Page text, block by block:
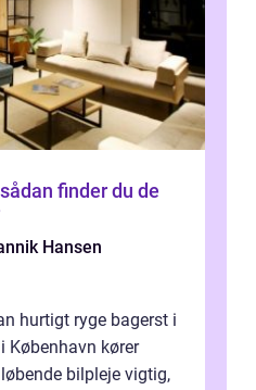
Hansen
hurtigt ryge bagerst i
København kører
bilpleje vigtig,